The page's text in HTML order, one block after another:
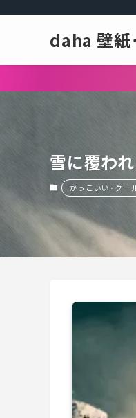
daha 壁紙
雪に覆わ
かっこいい･クー